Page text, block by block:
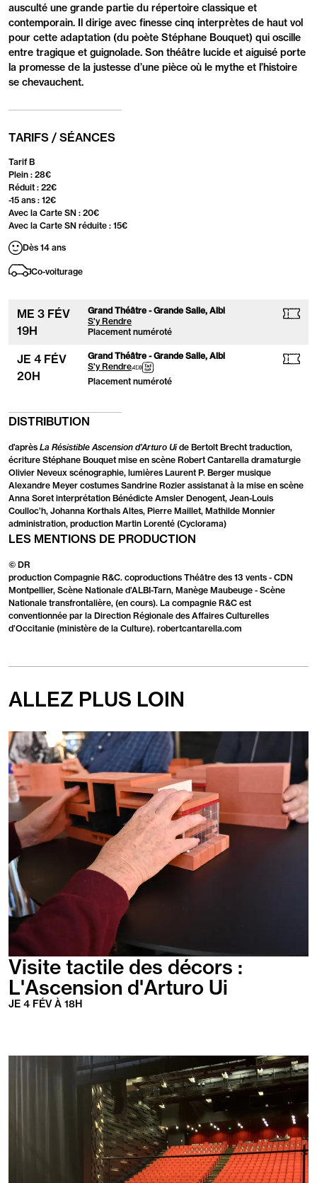
ausculté une grande partie du répertoire classique et
contemporain. Il dirige avec finesse cinq interprètes de haut vol
pour cette adaptation (du poète Stéphane Bouquet) qui oscille
entre tragique et guignolade. Son théâtre lucide et aiguisé porte
la promesse de la justesse d’une pièce où le mythe et l’histoire
se chevauchent.
TARIFS / SÉANCES
Tarif B
Plein : 28€
Réduit : 22€
-15 ans : 12€
Avec la Carte SN : 20€
Avec la Carte SN réduite : 15€
Dès 14 ans
Co-voiturage
ME 3 FÉV
19H
Grand Théâtre - Grande Salle, Albi
S'y Rendre
Placement numéroté
JE 4 FÉV
20H
Grand Théâtre - Grande Salle, Albi
S'y RendreSéance
adapté
aux
:
Audiodescription
Transport
à
la
Placement numéroté
DISTRIBUTION
d’après La Résistible Ascension d’Arturo Uide Bertolt Brecht traduction,
écriture Stéphane Bouquet mise en scène Robert Cantarella dramaturgie
Olivier Neveux scénographie, lumières Laurent P. Berger musique
Alexandre Meyer costumes Sandrine Rozier assistanat à la mise en scène
Anna Soret interprétation Bénédicte Amsler Denogent, Jean-Louis
Coulloc’h, Johanna Korthals Altes, Pierre Maillet, Mathilde Monnier
administration, production Martin Lorenté (Cyclorama)
LES MENTIONS DE PRODUCTION
© DR
production Compagnie R&C. coproductions Théâtre des 13 vents - CDN
Montpellier, Scène Nationale d’ALBI-Tarn, Manège Maubeuge - Scène
Nationale transfrontalière, (en cours). La compagnie R&C est
conventionnée par la Direction Régionale des Affaires Culturelles
d’Occitanie (ministère de la Culture). robertcantarella.com
ALLEZ PLUS LOIN
Visite tactile des décors :
L'Ascension d'Arturo Ui
JE 4 FÉVÀ 18H
En
savoir
plus